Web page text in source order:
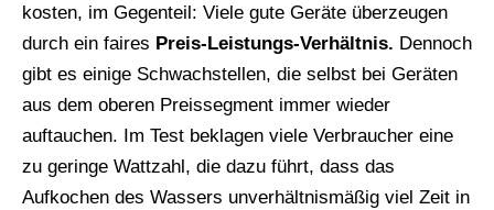
kosten, im Gegenteil: Viele gute Geräte überzeugen
durch ein faires Preis-Leistungs-Verhältnis. Dennoch
gibt es einige Schwachstellen, die selbst bei Geräten
aus dem oberen Preissegment immer wieder
auftauchen. Im Test beklagen viele Verbraucher eine
zu geringe Wattzahl, die dazu führt, dass das
Aufkochen des Wassers unverhältnismäßig viel Zeit in